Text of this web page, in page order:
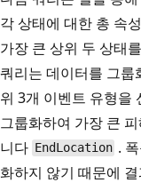
각 상태에 대한 총 속
가장 큰 상위 두 상태
쿼리는 데이터를 그룹
위 3개 이벤트 유형을
그룹화하여 가장 큰
니다 EndLocation .
화하지 않기 때문에